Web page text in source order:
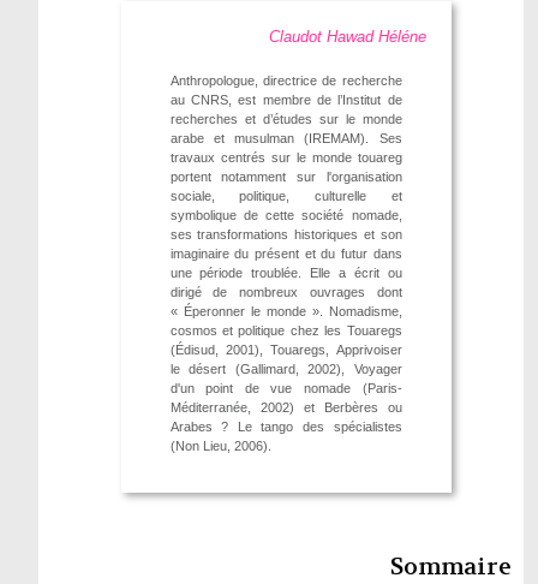
Claudot Hawad Héléne
Anthropologue, directrice de recherche
au CNRS, est membre de l’Institut de
recherches et d’études sur le monde
arabe et musulman (IREMAM). Ses
travaux centrés sur le monde touareg
portent notamment sur l'organisation
sociale, politique, culturelle et
symbolique de cette société nomade,
ses transformations historiques et son
imaginaire du présent et du futur dans
une période troublée. Elle a écrit ou
dirigé de nombreux ouvrages dont
« Éperonner le monde ». Nomadisme,
cosmos et politique chez les Touaregs
(Édisud, 2001), Touaregs, Apprivoiser
le désert (Gallimard, 2002), Voyager
d'un point de vue nomade (Paris-
Méditerranée, 2002) et Berbères ou
Arabes ? Le tango des spécialistes
(Non Lieu, 2006).
Sommaire